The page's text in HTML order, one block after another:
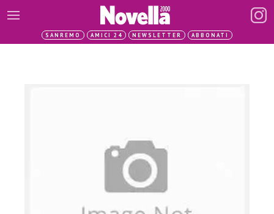
SANREMO AMICI 24 NEWSLETTER ABBONATI